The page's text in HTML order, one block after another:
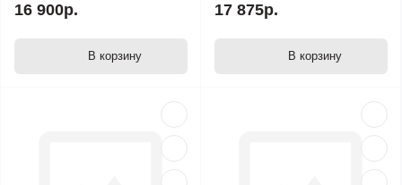
16 900р.
В корзину
17 875р.
В корзину